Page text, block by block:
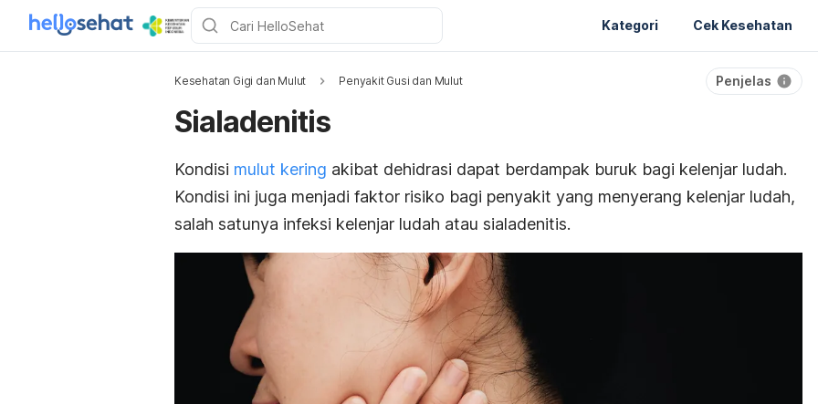
Kategori Cek Kesehatan
Kesehatan Gigi dan Mulut Penyakit Gusi dan Mulut Penjelas
Sialadenitis
Kondisi mulut kering akibat dehidrasi dapat berdampak buruk bagi kelenjar ludah.
Kondisi ini juga menjadi faktor risiko bagi penyakit yang menyerang kelenjar ludah,
salah satunya infeksi kelenjar ludah atau sialadenitis.